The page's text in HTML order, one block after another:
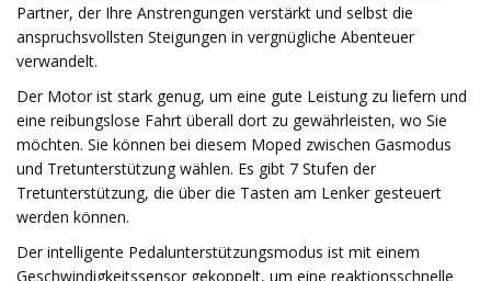
Partner, der Ihre Anstrengungen verstärkt und selbst die
anspruchsvollsten Steigungen in vergnügliche Abenteuer
verwandelt.
Der Motor ist stark genug, um eine gute Leistung zu liefern und
eine reibungslose Fahrt überall dort zu gewährleisten, wo Sie
möchten. Sie können bei diesem Moped zwischen Gasmodus
und Tretunterstützung wählen. Es gibt 7 Stufen der
Tretunterstützung, die über die Tasten am Lenker gesteuert
werden können.
Der intelligente Pedalunterstützungsmodus ist mit einem
Geschwindigkeitssensor gekoppelt, um eine reaktionsschnelle